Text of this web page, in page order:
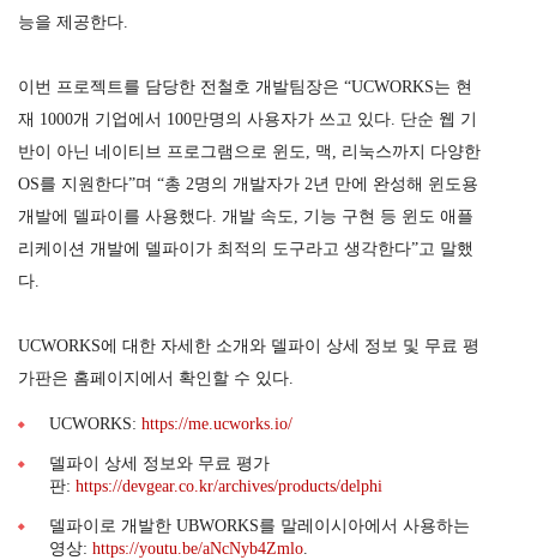
능을 제공한다.
이번 프로젝트를 담당한 전철호 개발팀장은 “UCWORKS는 현
재 1000개 기업에서 100만명의 사용자가 쓰고 있다. 단순 웹 기
반이 아닌 네이티브 프로그램으로 윈도, 맥, 리눅스까지 다양한
OS를 지원한다”며 “총 2명의 개발자가 2년 만에 완성해 윈도용
개발에 델파이를 사용했다. 개발 속도, 기능 구현 등 윈도 애플
리케이션 개발에 델파이가 최적의 도구라고 생각한다”고 말했
다.
UCWORKS에 대한 자세한 소개와 델파이 상세 정보 및 무료 평
가판은 홈페이지에서 확인할 수 있다.
UCWORKS: https://me.ucworks.io/
델파이 상세 정보와 무료 평가
판: https://devgear.co.kr/archives/products/delphi
델파이로 개발한 UBWORKS를 말레이시아에서 사용하는
영상: https://youtu.be/aNcNyb4Zmlo.